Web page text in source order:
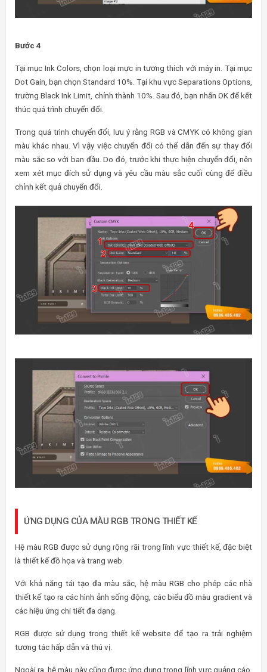
Bước 4
Tại mục Ink Colors, chọn loại mực in tương thích với máy in. Tại mục
Dot Gain, bạn chọn Standard 10%. Tại khu vực Separations Options,
trường Black Ink Limit, chỉnh thành 10%. Sau đó, bạn nhấn OK để kết
thúc quá trình chuyển đổi.
Trong quá trình chuyển đổi, lưu ý rằng RGB và CMYK có không gian
màu khác nhau. Vì vậy việc chuyển đổi có thể dẫn đến sự thay đổi
màu sắc so với ban đầu. Do đó, trước khi thực hiện chuyển đổi, nên
xem xét mục đích sử dụng và yêu cầu màu sắc cuối cùng để điều
chỉnh kết quả chuyển đổi.
ỨNG DỤNG CỦA MÀU RGB TRONG THIẾT KẾ
Hệ màu RGB được sử dụng rộng rãi trong lĩnh vực thiết kế, đặc biệt
là thiết kế đồ họa và trang web.
Với khả năng tái tạo đa màu sắc, hệ màu RGB cho phép các nhà
thiết kế tạo ra các hình ảnh sống động, các biểu đồ màu gradient và
các hiệu ứng chi tiết đa dạng.
RGB được sử dụng trong thiết kế website để tạo ra trải nghiệm
tương tác hấp dẫn và thú vị.
Ngoài ra, hệ màu này cũng được ứng dụng trong lĩnh vực quảng cáo,